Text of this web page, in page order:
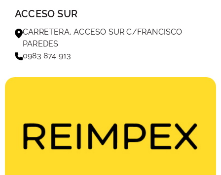
ACCESO SUR
CARRETERA, ACCESO SUR C/FRANCISCO
PAREDES
0983 874 913